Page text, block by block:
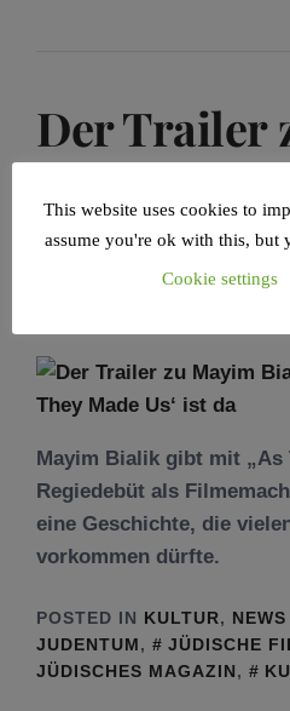
Der Trailer
Bialiks
They Made
Mayim Bialik gibt mit „As
Regiedebüt als
eine Geschichte, die
vorkommen dürfte.
POSTED IN KULTUR, NEWS
JUDENTUM, JÜDISCHE
JÜDISCHES MAGAZIN,
This website uses cookies to
assume you're ok with this, but
Cookie settings